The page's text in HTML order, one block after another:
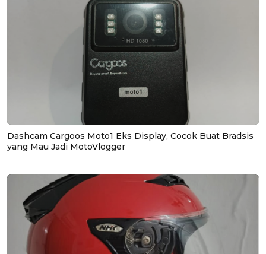
Dashcam Cargoos Moto1 Eks Display, Cocok Buat Bradsis
yang Mau Jadi MotoVlogger